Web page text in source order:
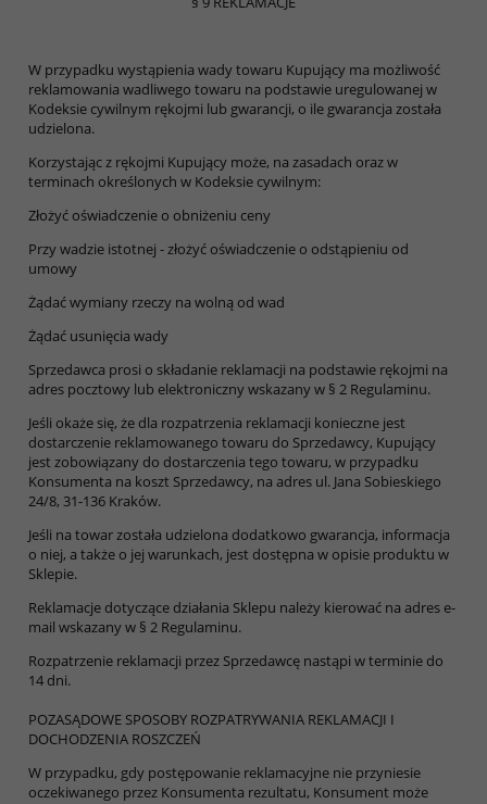
W przypadku wystąpienia wady towaru Kupujący ma możliwość
reklamowania wadliwego towaru na podstawie uregulowanej w
Kodeksie cywilnym rękojmi lub gwarancji, o ile gwarancja została
udzielona.
Korzystając z rękojmi Kupujący może, na zasadach oraz w
terminach określonych w Kodeksie cywilnym:
Złożyć oświadczenie o obniżeniu ceny
Przy wadzie istotnej - złożyć oświadczenie o odstąpieniu od
umowy
Żądać wymiany rzeczy na wolną od wad
Żądać usunięcia wady
Sprzedawca prosi o składanie reklamacji na podstawie rękojmi na
adres pocztowy lub elektroniczny wskazany w § 2 Regulaminu.
Jeśli okaże się, że dla rozpatrzenia reklamacji konieczne jest
dostarczenie reklamowanego towaru do Sprzedawcy, Kupujący
jest zobowiązany do dostarczenia tego towaru, w przypadku
Konsumenta na koszt Sprzedawcy, na adres ul. Jana Sobieskiego
24/8, 31-136 Kraków.
Jeśli na towar została udzielona dodatkowo gwarancja, informacja
o niej, a także o jej warunkach, jest dostępna w opisie produktu w
Sklepie.
Reklamacje dotyczące działania Sklepu należy kierować na adres e-
mail wskazany w § 2 Regulaminu.
Rozpatrzenie reklamacji przez Sprzedawcę nastąpi w terminie do
14 dni.
POZASĄDOWE SPOSOBY ROZPATRYWANIA REKLAMACJI I
DOCHODZENIA ROSZCZEŃ
W przypadku, gdy postępowanie reklamacyjne nie przyniesie
oczekiwanego przez Konsumenta rezultatu, Konsument może